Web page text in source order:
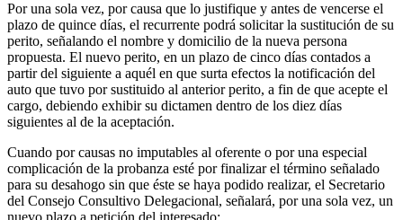
Por una sola vez, por causa que lo justifique y antes de vencerse el
plazo de quince días, el recurrente podrá solicitar la sustitución de su
perito, señalando el nombre y domicilio de la nueva persona
propuesta. El nuevo perito, en un plazo de cinco días contados a
partir del siguiente a aquél en que surta efectos la notificación del
auto que tuvo por sustituido al anterior perito, a fin de que acepte el
cargo, debiendo exhibir su dictamen dentro de los diez días
siguientes al de la aceptación.
Cuando por causas no imputables al oferente o por una especial
complicación de la probanza esté por finalizar el término señalado
para su desahogo sin que éste se haya podido realizar, el Secretario
del Consejo Consultivo Delegacional, señalará, por una sola vez, un